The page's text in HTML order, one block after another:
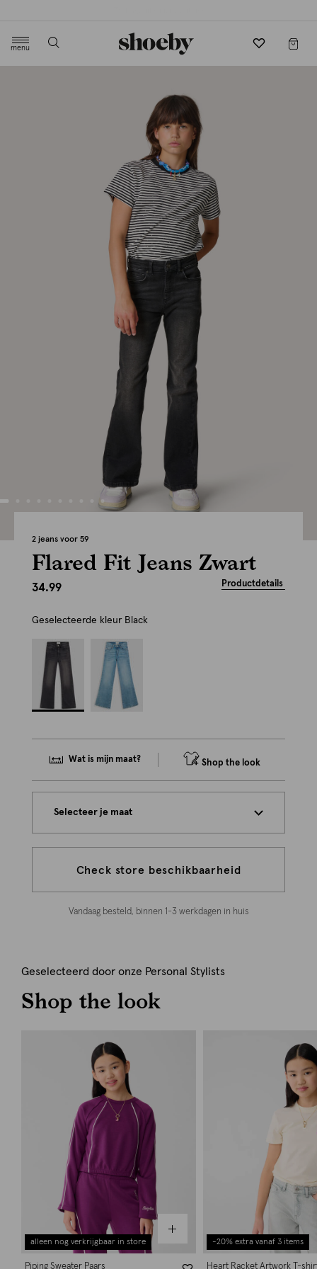
menu
2 jeans voor 59
Flared Fit Jeans Zwart
34.99 Productdetails
Geselecteerde kleur Black
Wat is mijn maat? Shop the look
Selecteer je maat
Check store beschikbaarheid
Vandaag besteld, binnen 1-3 werkdagen in huis
Geselecteerd door onze Personal Stylists
Shop the look
alleen nog verkrijgbaar in store
Piping Sweater Paars
-20% extra vanaf 3 items
Heart Racket Artwork T-